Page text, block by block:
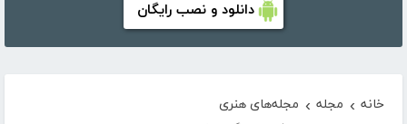
دانلود و نصب رایگان
خانه › مجله › مجله‌های هنری